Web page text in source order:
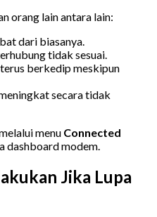
orang lain antara lain:
dari biasanya.
tidak sesuai.
berkedip meskipun
secara tidak
menu Connected
dashboard modem.
Jika Lupa